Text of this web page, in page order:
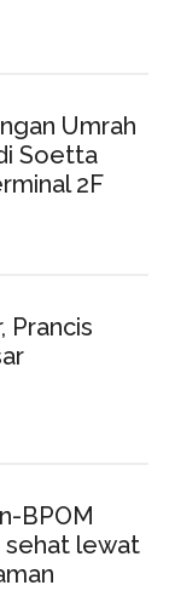
Umrah
Soetta
2F
Prancis
BPOM
sehat lewat